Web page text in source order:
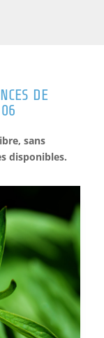
DE
sans
disponibles.